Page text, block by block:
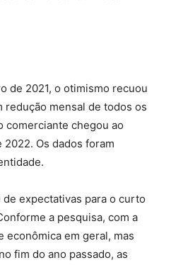
de 2021, o otimismo recuou
redução mensal de todos os
comerciante chegou ao
Os dados foram
expectativas para o curto
a pesquisa, com a
econômica em geral, mas
fim do ano passado, as